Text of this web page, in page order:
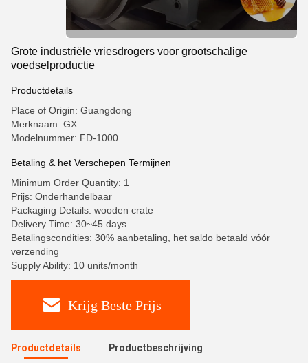
Grote industriële vriesdrogers voor grootschalige
voedselproductie
Productdetails
Place of Origin: Guangdong
Merknaam: GX
Modelnummer: FD-1000
Betaling & het Verschepen Termijnen
Minimum Order Quantity: 1
Prijs: Onderhandelbaar
Packaging Details: wooden crate
Delivery Time: 30~45 days
Betalingscondities: 30% aanbetaling, het saldo betaald vóór
verzending
Supply Ability: 10 units/month
Krijg Beste Prijs
Productdetails Productbeschrijving